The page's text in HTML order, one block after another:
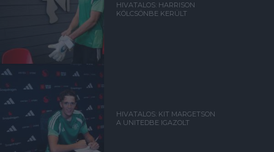
HIVATALOS: HARRISON
KÖLCSÖNBE KERÜLT
HIVATALOS: KIT MARGETSON
A UNITEDBE IGAZOLT